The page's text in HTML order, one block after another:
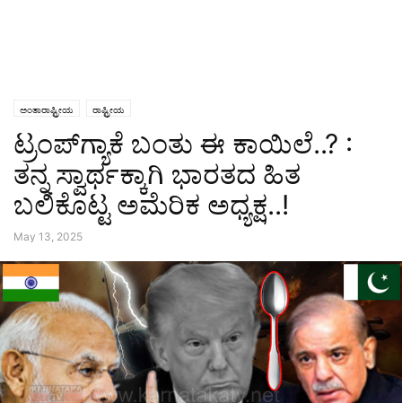
ಅಂತಾರಾಷ್ಟ್ರೀಯ ರಾಷ್ಟ್ರೀಯ
ಟ್ರಂಪ್‌ಗ್ಯಾಕೆ ಬಂತು ಈ ಕಾಯಿಲೆ..? :
ತನ್ನ ಸ್ವಾರ್ಥಕ್ಕಾಗಿ ಭಾರತದ ಹಿತ
ಬಲಿಕೊಟ್ಟ ಅಮೆರಿಕ ಅಧ್ಯಕ್ಷ..!
May 13, 2025